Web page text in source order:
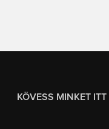
KÖVESS MINKET ITT